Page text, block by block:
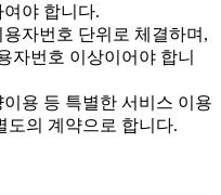
야 합니다.
자번호 단위로 체결하며,
자번호 이상이어야 합니
용 등 특별한 서비스 이용
도의 계약으로 합니다.